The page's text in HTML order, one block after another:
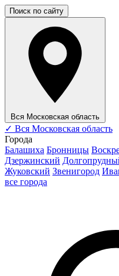
Поиск по сайту
Вся Московская область
✓ Вся Московская область
Города
Балашиха Бронницы
Дзержинский
Жуковский Звенигород
все города